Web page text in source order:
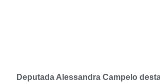
Deputada Alessandra Campelo